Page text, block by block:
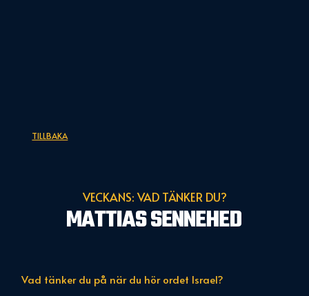
TILLBAKA
VECKANS: VAD TÄNKER DU?
MATTIAS SENNEHED
Vad tänker du på när du hör ordet Israel?